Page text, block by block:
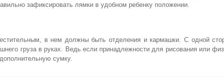
зафиксировать лямки в удобном ребенку положении.
в нем должны быть отделения и кармашки. С одной
груза в руках. Ведь если принадлежности для рисования или
сумку.